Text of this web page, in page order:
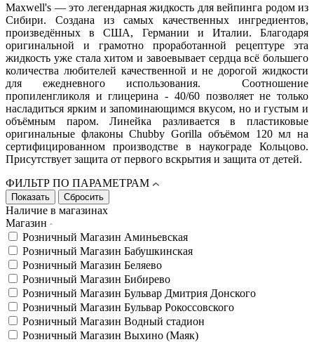
Maxwell's — это легендарная жидкость для вейпинга родом из
Сибири. Создана из самых качественных ингредиентов,
произведённых в США, Германии и Италии. Благодаря
оригинальной и грамотно проработанной рецептуре эта
жидкость уже стала хитом и завоевывает сердца всё большего
количества любителей качественной и не дорогой жидкости
для ежедневного использования. Соотношение
пропиленгликоля и глицерина - 40/60 позволяет не только
насладиться ярким и запоминающимся вкусом, но и густым и
объёмным паром. Линейка разливается в пластиковые
оригинальные флаконы Chubby Gorilla объёмом 120 мл на
сертифицированном производстве в наукограде Кольцово.
Присутствует защита от первого вскрытия и защита от детей.
ФИЛЬТР ПО ПАРАМЕТРАМ
Наличие в магазинах
Магазин
Розничный Магазин Аминьевская
Розничный Магазин Бабушкинская
Розничный Магазин Беляево
Розничный Магазин Бибирево
Розничный Магазин Бульвар Дмитрия Донского
Розничный Магазин Бульвар Рокоссовского
Розничный Магазин Водный стадион
Розничный Магазин Выхино (Маяк)